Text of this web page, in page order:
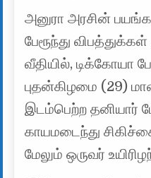
அனுரா அரசின்
பேரூந்து
வீதியில், டிக்கோயா
புதன்கிழமை (29)
இடம்பெற்ற தனியார்
காயமடைந்து
மேலும் ஒருவர்